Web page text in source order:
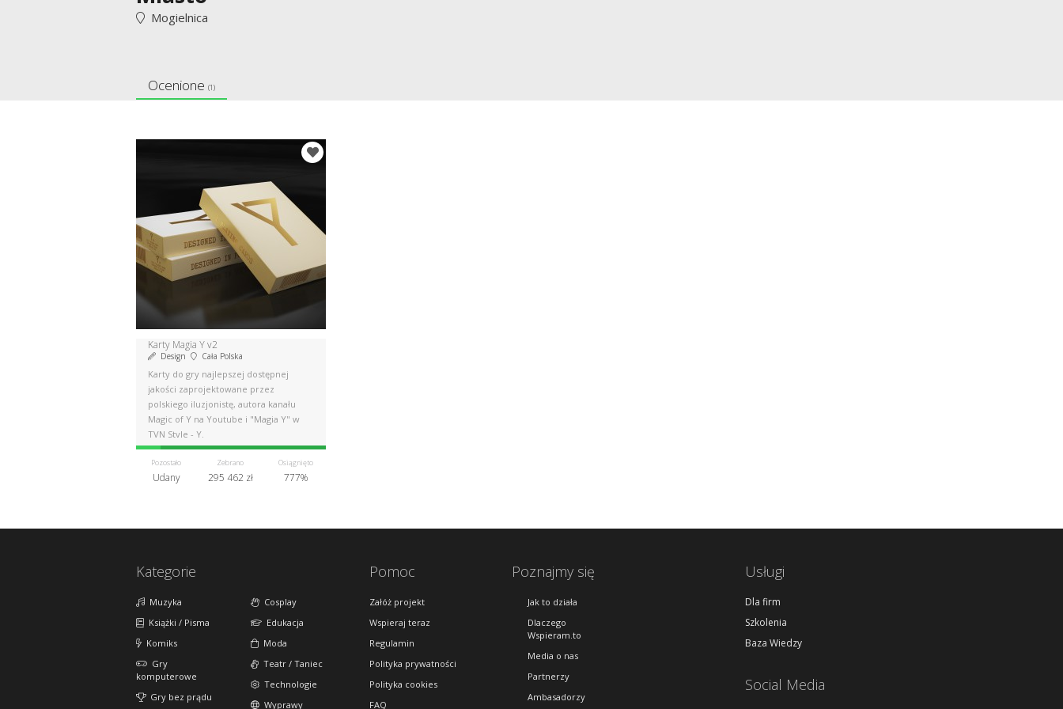
Mogielnica
Ocenione (1)
Karty Magia Y v2
Design Cała Polska
Karty do gry najlepszej dostępnej
jakości zaprojektowane przez
polskiego iluzjonistę, autora kanału
Magic of Y na Youtube i "Magia Y" w
TVN Style - Y.
Pozostało
Udany
Zebrano
295 462 zł
Osiągnięto
777%
Kategorie
Muzyka
Książki / Pisma
Komiks
Gry
komputerowe
Gry bez prądu
Cosplay
Edukacja
Moda
Teatr / Taniec
Technologie
Wyprawy
Pomoc
Załóż projekt
Wspieraj teraz
Regulamin
Polityka prywatności
Polityka cookies
FAQ
Poznajmy się
Jak to działa
Dlaczego
Wspieram.to
Media o nas
Partnerzy
Ambasadorzy
Usługi
Dla firm
Szkolenia
Baza Wiedzy
Social Media